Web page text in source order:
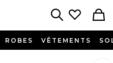
ROBES VÊTEMENTS